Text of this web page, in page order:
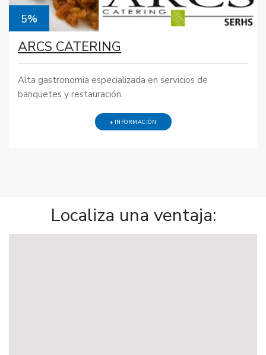
5%
ARCS CATERING
Alta gastronomia especializada en servicios de
banquetes y restauración.
+ INFORMACIÓN
Localiza una ventaja: